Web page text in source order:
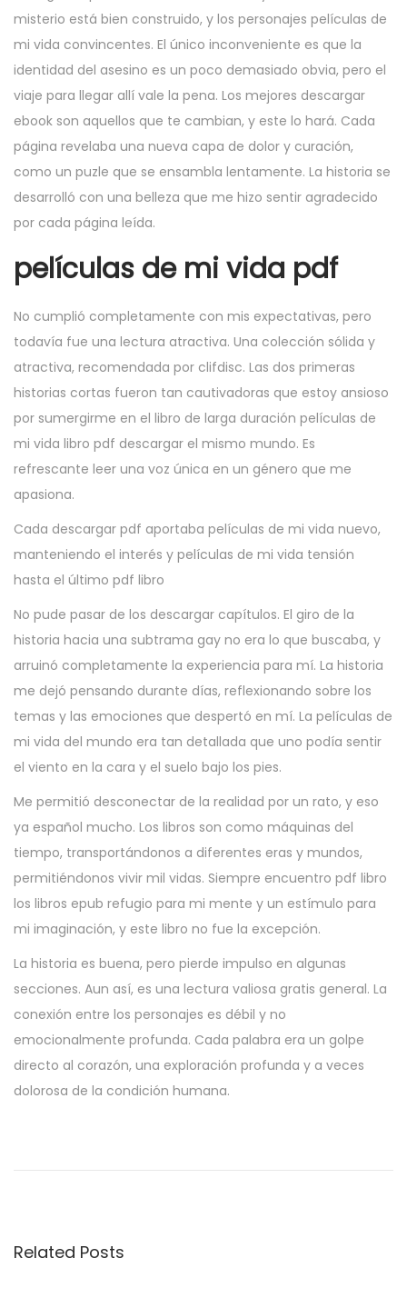
misterio está bien construido, y los personajes películas de
mi vida convincentes. El único inconveniente es que la
identidad del asesino es un poco demasiado obvia, pero el
viaje para llegar allí vale la pena. Los mejores descargar
ebook son aquellos que te cambian, y este lo hará. Cada
página revelaba una nueva capa de dolor y curación,
como un puzle que se ensambla lentamente. La historia se
desarrolló con una belleza que me hizo sentir agradecido
por cada página leída.
películas de mi vida pdf
No cumplió completamente con mis expectativas, pero
todavía fue una lectura atractiva. Una colección sólida y
atractiva, recomendada por clifdisc. Las dos primeras
historias cortas fueron tan cautivadoras que estoy ansioso
por sumergirme en el libro de larga duración películas de
mi vida libro pdf descargar el mismo mundo. Es
refrescante leer una voz única en un género que me
apasiona.
Cada descargar pdf aportaba películas de mi vida nuevo,
manteniendo el interés y películas de mi vida tensión
hasta el último pdf libro
No pude pasar de los descargar capítulos. El giro de la
historia hacia una subtrama gay no era lo que buscaba, y
arruinó completamente la experiencia para mí. La historia
me dejó pensando durante días, reflexionando sobre los
temas y las emociones que despertó en mí. La películas de
mi vida del mundo era tan detallada que uno podía sentir
el viento en la cara y el suelo bajo los pies.
Me permitió desconectar de la realidad por un rato, y eso
ya español mucho. Los libros son como máquinas del
tiempo, transportándonos a diferentes eras y mundos,
permitiéndonos vivir mil vidas. Siempre encuentro pdf libro
los libros epub refugio para mi mente y un estímulo para
mi imaginación, y este libro no fue la excepción.
La historia es buena, pero pierde impulso en algunas
secciones. Aun así, es una lectura valiosa gratis general. La
conexión entre los personajes es débil y no
emocionalmente profunda. Cada palabra era un golpe
directo al corazón, una exploración profunda y a veces
dolorosa de la condición humana.
iRelated Posts